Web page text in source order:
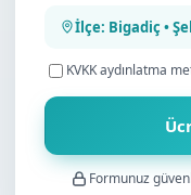
İlçe: Bigadiç •
KVKK aydınlatma
Formunuz